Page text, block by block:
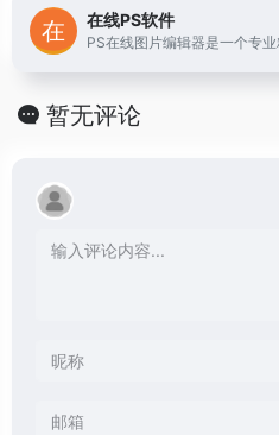
在线PS软件
暂无评论